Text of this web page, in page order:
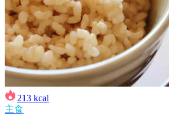
213 kcal
主食